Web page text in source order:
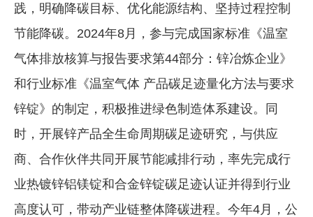
践，明确降碳目标、优化能源结构、坚持过程控制
节能降碳。2024年8月，参与完成国家标准《温室
气体排放核算与报告要求第44部分：锌冶炼企业》
和行业标准《温室气体 产品碳足迹量化方法与要求
锌锭》的制定，积极推进绿色制造体系建设。同
时，开展锌产品全生命周期碳足迹研究，与供应
商、合作伙伴共同开展节能减排行动，率先完成行
业热镀锌铝镁锭和合金锌锭碳足迹认证并得到行业
高度认可，带动产业链整体降碳进程。今年4月，公